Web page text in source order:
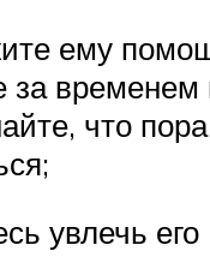
ему
за временем
что пора
увлечь его